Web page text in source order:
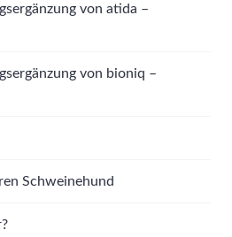
von atida –
von bioniq –
Schweinehund